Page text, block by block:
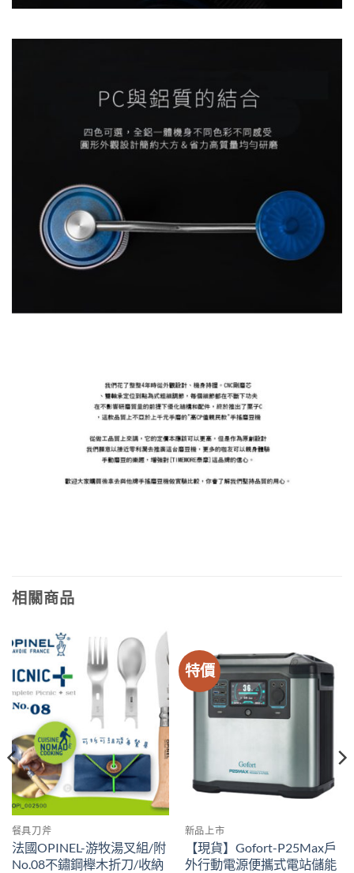
相關商品
餐具刀斧
法國OPINEL-游牧湯叉組/附
No.08不鏽鋼櫸木折刀/收納
特價
新品上市
【現貨】Gofort-P25Max戶
外行動電源便攜式電站儲能